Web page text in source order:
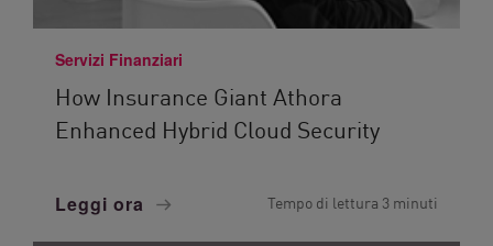
Servizi Finanziari
How Insurance Giant Athora
Enhanced Hybrid Cloud Security
Leggi ora Tempo di lettura 3 minuti